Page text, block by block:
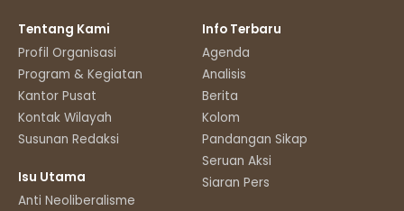
Tentang Kami
Profil Organisasi
Program & Kegiatan
Kantor Pusat
Kontak Wilayah
Susunan Redaksi
Isu Utama
Anti Neoliberalisme
Info Terbaru
Agenda
Analisis
Berita
Kolom
Pandangan Sikap
Seruan Aksi
Siaran Pers